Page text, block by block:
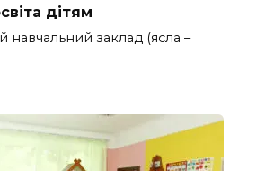
дітям
навчальний заклад (ясла –